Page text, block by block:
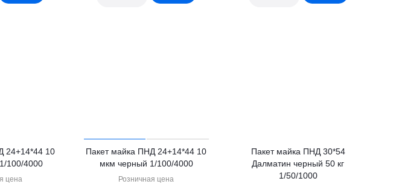
24+14*44 10
100/4000
цена
Пакет майка ПНД 24+14*44 10
мкм черный 1/100/4000
Розничная цена
Пакет майка ПНД 30*54
Далматин черный 50 кг
1/50/1000